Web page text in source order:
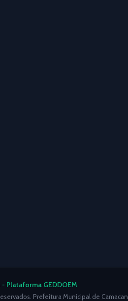
- Plataforma GEDDOEM
Prefeitura Municipal de Camacan